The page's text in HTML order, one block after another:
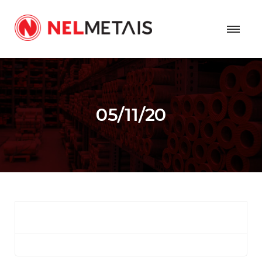
05/11/20